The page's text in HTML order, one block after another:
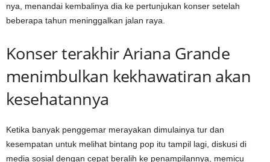
nya, menandai kembalinya dia ke pertunjukan konser setelah
beberapa tahun meninggalkan jalan raya.
Konser terakhir Ariana Grande
menimbulkan kekhawatiran akan
kesehatannya
Ketika banyak penggemar merayakan dimulainya tur dan
kesempatan untuk melihat bintang pop itu tampil lagi, diskusi di
media sosial dengan cepat beralih ke penampilannya, memicu